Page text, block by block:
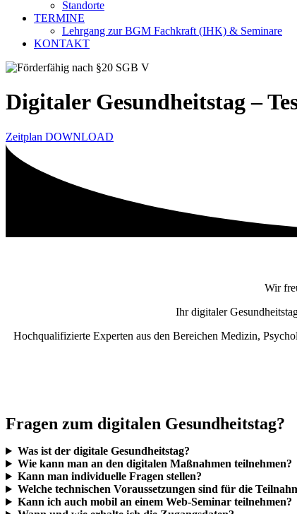
Standorte
TERMINE
Lehrgang zur BGM Fachkraft (IHK) & Seminare
KONTAKT
Digitaler Gesundheitstag –
Zeitplan DOWNLOAD
Wir
Ihr digitaler
Hochqualifizierte Experten aus den Bereichen Medizin,
Fragen zum digitalen Gesundheitstag?
Was ist der digitale Gesundheitstag?
Wie kann man an den digitalen Maßnahmen teilnehmen?
Kann man individuelle Fragen stellen?
Welche technischen Voraussetzungen sind für die
Kann ich auch mobil an einem Web-Seminar teilnehmen?